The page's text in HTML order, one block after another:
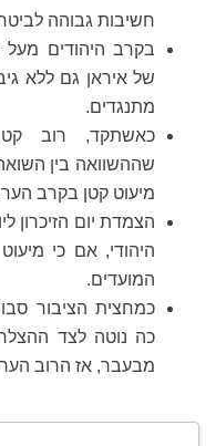
חשיבות גבוהה
בקרב היהודים
של איראן גם ללא
מתנגדים.
כאשתקד, רוב קטן
מיעוט קטן בקרב
הצמדת יום הזיכרון
היהודי, אם כי
המועדים.
כמחצית הציבור
כה נוטה לצד
מבעבר, אז הרוב